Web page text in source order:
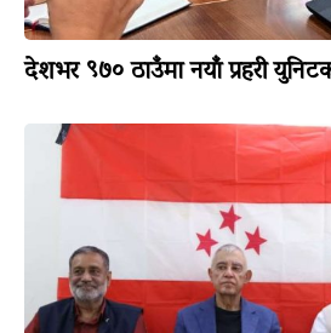
देशभर ९७० ठाउँमा नयाँ प्रहरी